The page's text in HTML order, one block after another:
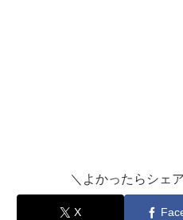
＼よかったらシェ
X